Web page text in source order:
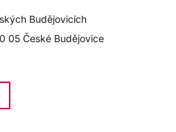
Budějovicích
05 České Budějovice